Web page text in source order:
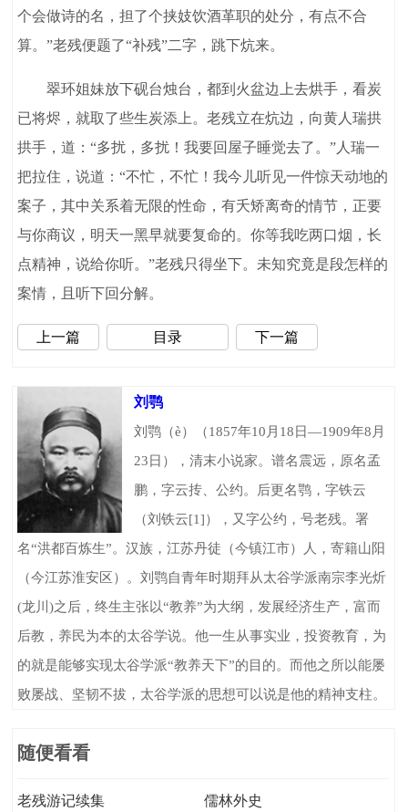
个会做诗的名，担了个挟妓饮酒革职的处分，有点不合
算。”老残便题了“补残”二字，跳下炕来。
翠环姐妹放下砚台烛台，都到火盆边上去烘手，看炭
已将烬，就取了些生炭添上。老残立在炕边，向黄人瑞拱
拱手，道：“多扰，多扰！我要回屋子睡觉去了。”人瑞一
把拉住，说道：“不忙，不忙！我今儿听见一件惊天动地的
案子，其中关系着无限的性命，有夭矫离奇的情节，正要
与你商议，明天一黑早就要复命的。你等我吃两口烟，长
点精神，说给你听。”老残只得坐下。未知究竟是段怎样的
案情，且听下回分解。
上一篇 目录 下一篇
刘鹗
刘鹗（è）（1857年10月18日—1909年8月
23日），清末小说家。谱名震远，原名孟
鹏，字云抟、公约。后更名鹗，字铁云
（刘铁云[1]），又字公约，号老残。署
名“洪都百炼生”。汉族，江苏丹徒（今镇江市）人，寄籍山阳
（今江苏淮安区）。刘鹗自青年时期拜从太谷学派南宗李光炘
(龙川)之后，终生主张以“教养”为大纲，发展经济生产，富而
后教，养民为本的太谷学说。他一生从事实业，投资教育，为
的就是能够实现太谷学派“教养天下”的目的。而他之所以能屡
败屡战、坚韧不拔，太谷学派的思想可以说是他的精神支柱。
随便看看
老残游记续集 儒林外史